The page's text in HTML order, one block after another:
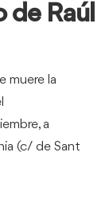
de Raúl
muere la
a
(c/ de Sant